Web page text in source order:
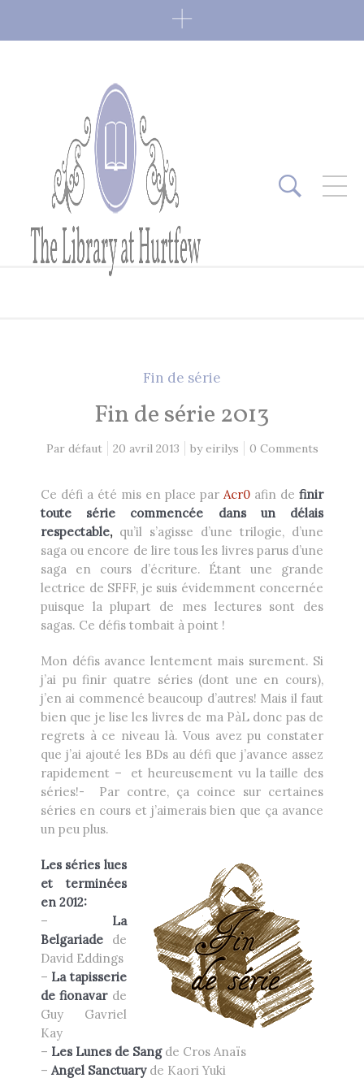
Fin de série 2022
7 janvier 2022 0 Comments
Lectures 2022
6 janvier 2022 0 Comments
Lectures 2021
2 Comments
8 décembre 2020 1 Comment
EN CE MOMENT, JE LIS…
Les Cités des Anciens, Intégrale 1
Robin Hobb
Légende
John Howe
The Art of Heikala: Works and
Thoughts
Heikala
Fin de série
Fin de série 2013
Par défaut 20 avril 2013 byeirilys 0 Comments
Ce défi a été mis en place par Acr0 afin de finir
toute série commencée dans un délais
respectable, qu’il s’agisse d’une trilogie, d’une
saga ou encore de lire tous les livres parus d’une
saga en cours d’écriture. Étant une grande
lectrice de SFFF, je suis évidemment concernée
puisque la plupart de mes lectures sont des
sagas. Ce défis tombait à point !
Mon défis avance lentement mais surement. Si
j’ai pu finir quatre séries (dont une en cours),
j’en ai commencé beaucoup d’autres! Mais il faut
bien que je lise les livres de ma PàL donc pas de
regrets à ce niveau là. Vous avez pu constater
que j’ai ajouté les BDs au défi que j’avance assez
rapidement – et heureusement vu la taille des
séries!- Par contre, ça coince sur certaines
séries en cours et j’aimerais bien que ça avance
un peu plus.
Les séries lues
et terminées
en 2012:
–
La
Belgariade
de
David Eddings
– La tapisserie
de fionavar de
Guy Gavriel
Kay
– Les Lunes de Sang de Cros Anaïs
– Angel Sanctuary de Kaori Yuki